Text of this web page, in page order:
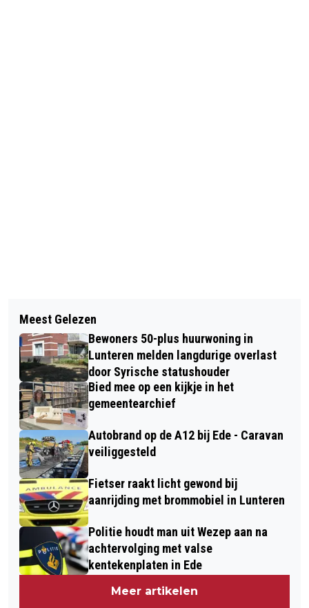
FLORALIA VOORTHUIZEN VERBREEKT
OPNIEUW BLOEMENRECORD: 1,2
MILJOEN DAHLIA’S BESTELD! -
VOORTHUIZEN VERANDERT OP 20
SEPTEMBER IN EEN ZEE VAN
BLOEMEN!
VRACHTWAGEN KANTELT NA
UITWIJKMANOEUVRE IN EDE
Meest Gelezen
Bewoners 50-plus huurwoning in
Lunteren melden langdurige overlast
door Syrische statushouder
Bied mee op een kijkje in het
gemeentearchief
Autobrand op de A12 bij Ede - Caravan
veiliggesteld
Fietser raakt licht gewond bij
aanrijding met brommobiel in Lunteren
Politie houdt man uit Wezep aan na
achtervolging met valse
kentekenplaten in Ede
Meer artikelen